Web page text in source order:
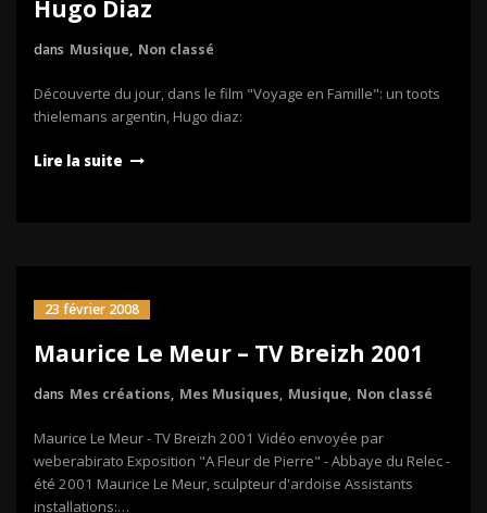
Hugo Diaz
dans Musique, Non classé
Découverte du jour, dans le film "Voyage en Famille": un toots
thielemans argentin, Hugo diaz:
Lire la suite
23 février 2008
Maurice Le Meur – TV Breizh 2001
dans Mes créations, Mes Musiques, Musique, Non classé
Maurice Le Meur - TV Breizh 2001 Vidéo envoyée par
weberabirato Exposition "A Fleur de Pierre" - Abbaye du Relec -
été 2001 Maurice Le Meur, sculpteur d'ardoise Assistants
installations:…